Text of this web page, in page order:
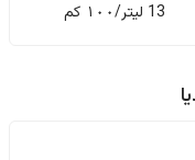
13 لیتر/١٠٠ کم